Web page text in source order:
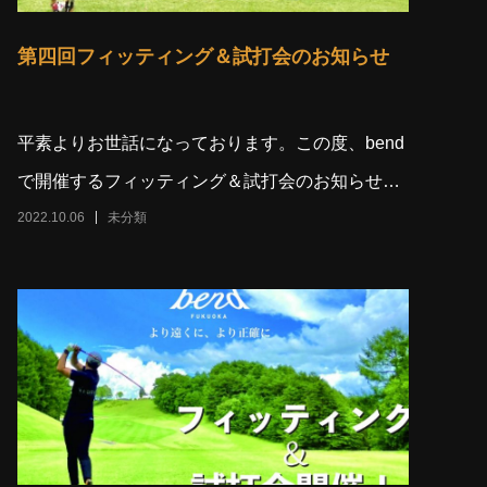
第四回フィッティング＆試打会のお知らせ
平素よりお世話になっております。この度、bend
で開催するフィッティング＆試打会のお知らせと
なります。詳細は、下記よりご確認
2022.10.06 未分類